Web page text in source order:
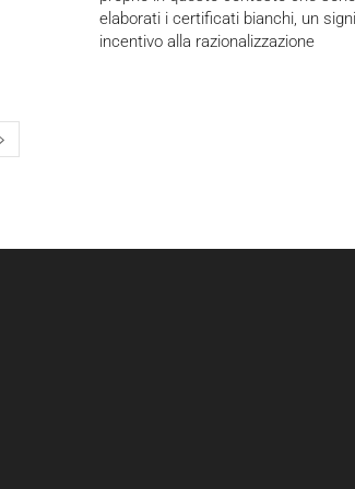
elaborati i certificati bianchi, un
incentivo alla razionalizzazione